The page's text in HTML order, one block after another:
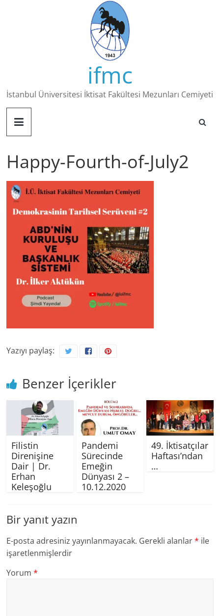
ifmc
İstanbul Üniversitesi İktisat Fakültesi Mezunları Cemiyeti
Happy-Fourth-of-July2
Yazıyı paylaş:
Benzer İçerikler
Filistin
Direnişine
Dair | Dr.
Erhan
Keleşoğlu
Pandemi
Sürecinde
Emeğin
Dünyası 2 –
10.12.2020
49. İktisatçılar
Haftası’ndan
…
Bir yanıt yazın
E-posta adresiniz yayınlanmayacak. Gerekli alanlar* ile
işaretlenmişlerdir
Yorum*